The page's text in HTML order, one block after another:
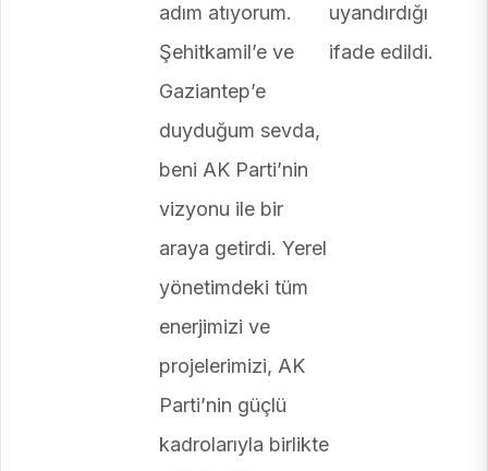
adım atıyorum.
Şehitkamil’e ve
Gaziantep’e
duyduğum sevda,
beni AK Parti’nin
vizyonu ile bir
araya getirdi. Yerel
yönetimdeki tüm
enerjimizi ve
projelerimizi, AK
Parti’nin güçlü
kadrolarıyla birlikte
uyandırdığı
ifade edildi.